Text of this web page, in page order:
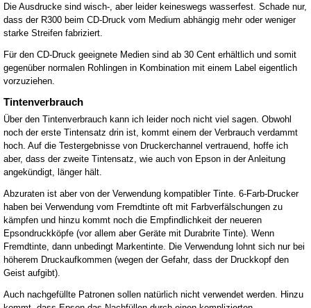
Die Ausdrucke sind wisch-, aber leider keineswegs wasserfest. Schade nur,
dass der R300 beim CD-Druck vom Medium abhängig mehr oder weniger
starke Streifen fabriziert.
Für den CD-Druck geeignete Medien sind ab 30 Cent erhältlich und somit
gegenüber normalen Rohlingen in Kombination mit einem Label eigentlich
vorzuziehen.
Tintenverbrauch
Über den Tintenverbrauch kann ich leider noch nicht viel sagen. Obwohl
noch der erste Tintensatz drin ist, kommt einem der Verbrauch verdammt
hoch. Auf die Testergebnisse von Druckerchannel vertrauend, hoffe ich
aber, dass der zweite Tintensatz, wie auch von Epson in der Anleitung
angekündigt, länger hält.
Abzuraten ist aber von der Verwendung kompatibler Tinte. 6-Farb-Drucker
haben bei Verwendung vom Fremdtinte oft mit Farbverfälschungen zu
kämpfen und hinzu kommt noch die Empfindlichkeit der neueren
Epsondruckköpfe (vor allem aber Geräte mit Durabrite Tinte). Wenn
Fremdtinte, dann unbedingt Markentinte. Die Verwendung lohnt sich nur bei
höherem Druckaufkommen (wegen der Gefahr, dass der Druckkopf den
Geist aufgibt).
Auch nachgefüllte Patronen sollen natürlich nicht verwendet werden. Hinzu